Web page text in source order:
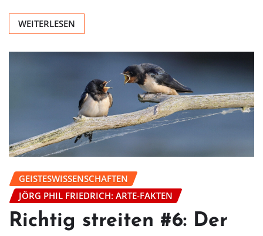
WEITERLESEN
GEISTESWISSENSCHAFTEN
JÖRG PHIL FRIEDRICH: ARTE-FAKTEN
Richtig streiten #6: Der